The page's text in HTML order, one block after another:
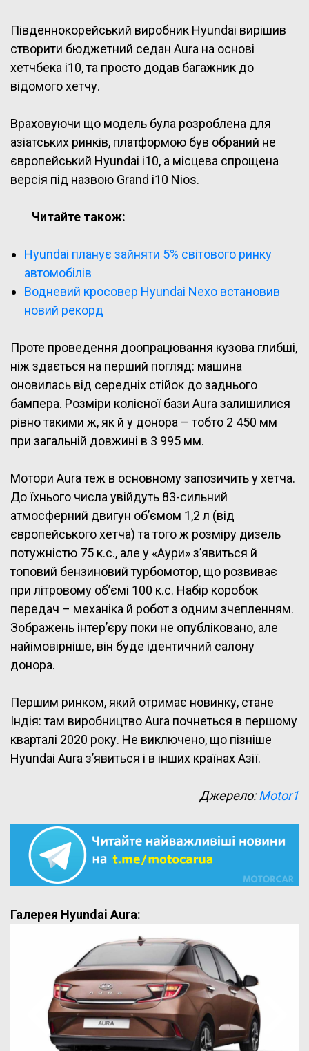
Південнокорейський виробник Hyundai вирішив
створити бюджетний седан Aura на основі
хетчбека i10, та просто додав багажник до
відомого хетчу.
Враховуючи що модель була розроблена для
азіатських ринків, платформою був обраний не
європейський Hyundai i10, а місцева спрощена
версія під назвою Grand i10 Nios.
Читайте також:
Hyundai планує зайняти 5% світового ринку
автомобілів
Водневий кросовер Hyundai Nexo встановив
новий рекорд
Проте проведення доопрацювання кузова глибші,
ніж здається на перший погляд: машина
оновилась від середніх стійок до заднього
бампера. Розміри колісної бази Aura залишилися
рівно такими ж, як й у донора – тобто 2 450 мм
при загальній довжині в 3 995 мм.
Мотори Aura теж в основному запозичить у хетча.
До їхнього числа увійдуть 83-сильний
атмосферний двигун об’ємом 1,2 л (від
європейського хетча) та того ж розміру дизель
потужністю 75 к.с., але у «Аури» з’явиться й
топовий бензиновий турбомотор, що розвиває
при літровому об’ємі 100 к.с. Набір коробок
передач – механіка й робот з одним зчепленням.
Зображень інтер’єру поки не опубліковано, але
найімовірніше, він буде ідентичний салону
донора.
Першим ринком, який отримає новинку, стане
Індія: там виробництво Aura почнеться в першому
кварталі 2020 року. Не виключено, що пізніше
Hyundai Aura з’явиться і в інших країнах Азії.
Джерело:Motor1
Галерея Hyundai Aura: